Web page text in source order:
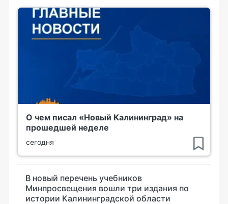
О чем писал «Новый Калининград» на
прошедшей неделе
сегодня
В новый перечень учебников
Минпросвещения вошли три издания по
истории Калининградской области